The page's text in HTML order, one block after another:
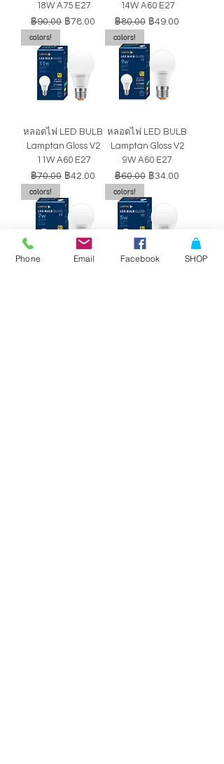
18W A75 E27
ราคาปกติ
฿90.00 ราคาขายลด
฿78.00
14W A60 E27
ราคาปกติ
฿80.00 ราคาขายลด
฿49.00
colors!
หลอดไฟ LED BULB
Lamptan Gloss V2
11W A60 E27
ราคาปกติ
฿70.00 ราคาขายลด
฿42.00
colors!
หลอดไฟ LED BULB
Lamptan Gloss V2
9W A60 E27
ราคาปกติ
฿60.00 ราคาขายลด
฿34.00
colors!
colors!
Phone Email Facebook SHOP